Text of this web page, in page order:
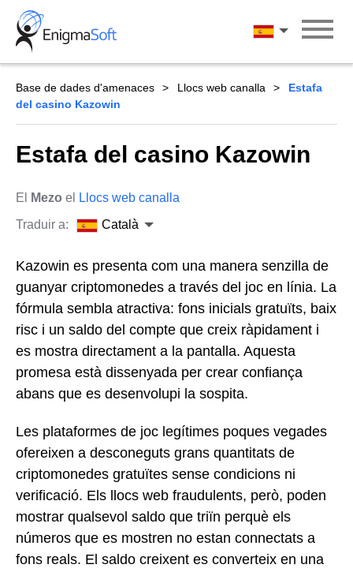
Skip
content
Català
Base de dades d'amenaces Llocs web canalla
Estafa
del casino Kazowin
Estafa del casino Kazowin
El Mezo el
Llocs web canalla
Traduir a:
Català
Kazowin es presenta com una manera senzilla de
guanyar criptomonedes a través del joc en línia. La
fórmula sembla atractiva: fons inicials gratuïts, baix
risc i un saldo del compte que creix ràpidament i
es mostra directament a la pantalla. Aquesta
promesa està dissenyada per crear confiança
abans que es desenvolupi la sospita.
Les plataformes de joc legítimes poques vegades
ofereixen a desconeguts grans quantitats de
criptomonedes gratuïtes sense condicions ni
verificació. Els llocs web fraudulents, però, poden
mostrar qualsevol saldo que triïn perquè els
números que es mostren no estan connectats a
fons reals. El saldo creixent es converteix en una